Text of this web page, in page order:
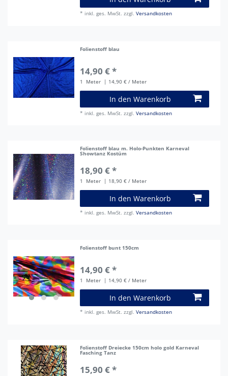
* inkl. ges. MwSt. zzgl.Versandkosten
Folienstoff blau
14,90 € *
1 Meter | 14,90 € / Meter
In den Warenkorb
* inkl. ges. MwSt. zzgl.Versandkosten
Folienstoff blau m. Holo-Punkten Karneval
Showtanz Kostüm
18,90 € *
1 Meter | 18,90 € / Meter
In den Warenkorb
* inkl. ges. MwSt. zzgl.Versandkosten
Folienstoff bunt 150cm
14,90 € *
1 Meter | 14,90 € / Meter
In den Warenkorb
* inkl. ges. MwSt. zzgl.Versandkosten
Folienstoff Dreiecke 150cm holo gold Karneval
Fasching Tanz
15,90 € *